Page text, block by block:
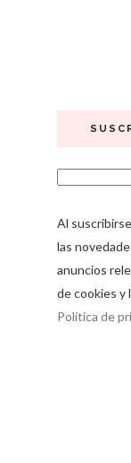
Al
las
anuncios
de cookies y
Política de